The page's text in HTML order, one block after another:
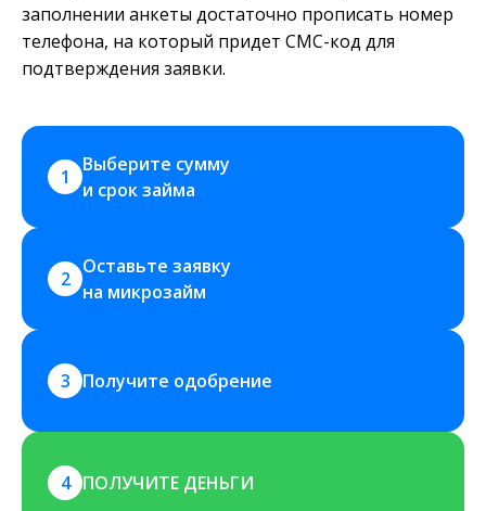
заполнении анкеты достаточно прописать номер
телефона, на который придет СМС-код для
подтверждения заявки.
1
Выберите сумму
и срок займа
2
Оставьте заявку
на микрозайм
3 Получите одобрение
4 ПОЛУЧИТЕ ДЕНЬГИ